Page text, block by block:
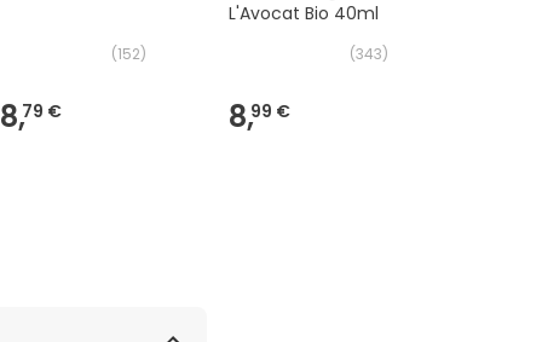
(152)
79 €
L'Avocat Bio 40ml
(343)
8,99 €